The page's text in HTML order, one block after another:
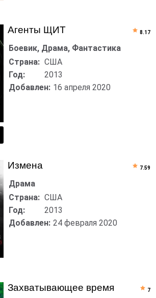
Агенты ЩИТ
Боевик, Драма, Фантастика
Страна: США
Год:
2013
Добавлен: 16 апреля 2020
8.17
Измена
Драма
Страна: США
Год:
2013
Добавлен: 24 февраля 2020
7.59
Захватывающее время 7